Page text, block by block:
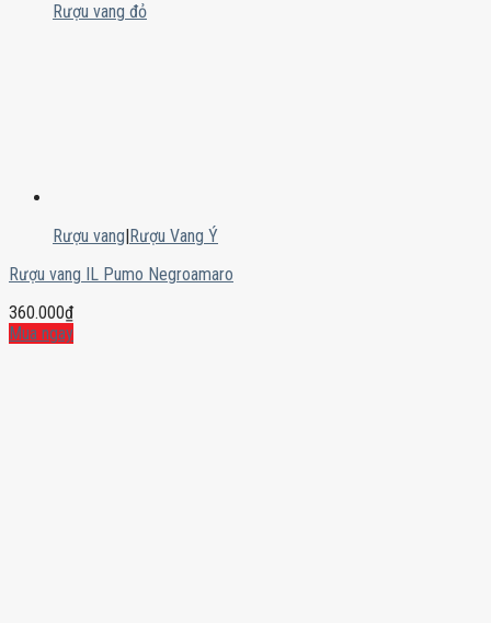
Rượu vang đỏ
Rượu vang|Rượu Vang Ý
Rượu vang IL Pumo Negroamaro
360.000₫
Mua ngay